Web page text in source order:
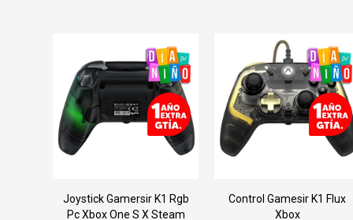
Joystick Gamersir K1 Rgb
Pc Xbox One S X Steam
Control Gamesir K1 Flux
Xbox